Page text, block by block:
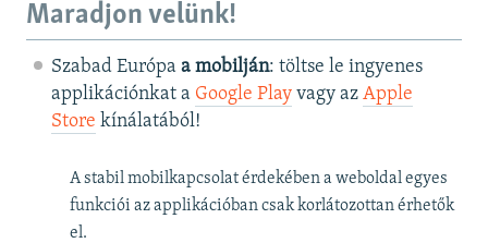
Maradjon velünk!
Szabad Európa a mobilján: töltse le ingyenes
applikációnkat a Google Playvagy az Apple
Store kínálatából!
A stabil mobilkapcsolat érdekében a weboldal egyes
funkciói az applikációban csak korlátozottan érhetők
el.